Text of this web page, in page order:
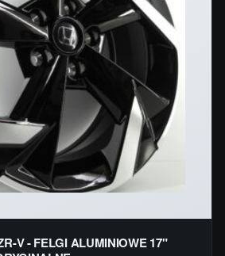
V - FELGI ALUMINIOWE 17"